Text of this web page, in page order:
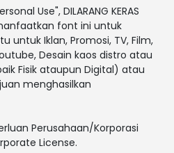
Use", DILARANG KERAS
font ini untuk
untuk Iklan, Promosi, TV, Film,
Desain kaos distro atau
Fisik ataupun Digital) atau
menghasilkan
Perusahaan/Korporasi
License.